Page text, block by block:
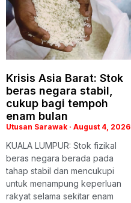
Krisis Asia Barat: Stok
beras negara stabil,
cukup bagi tempoh
enam bulan
Utusan Sarawak August 4, 2026
KUALA LUMPUR: Stok fizikal
beras negara berada pada
tahap stabil dan mencukupi
untuk menampung keperluan
rakyat selama sekitar enam